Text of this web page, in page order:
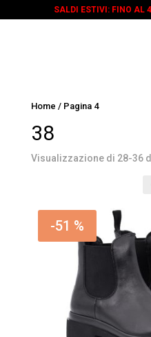
SALDI ESTIVI: FINO AL
Home / Pagina 4
38
Visualizzazione di 28-36
-51 %